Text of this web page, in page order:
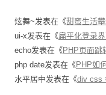
炫舞~发表在《甜蜜生活
ui-x发表在《扁平化登录
echo发表在《 PHP页面跳
php date发表在《 PHP如
水平居中发表在《div css